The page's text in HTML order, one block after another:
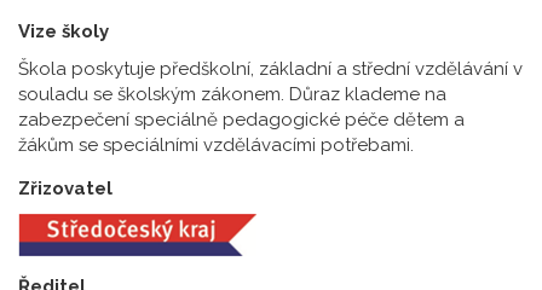
Vize školy
Škola poskytuje předškolní, základní a střední vzdělávání v
souladu se školským zákonem. Důraz klademe na
zabezpečení speciálně pedagogické péče dětem a
žákům se speciálními vzdělávacími potřebami.
Zřizovatel